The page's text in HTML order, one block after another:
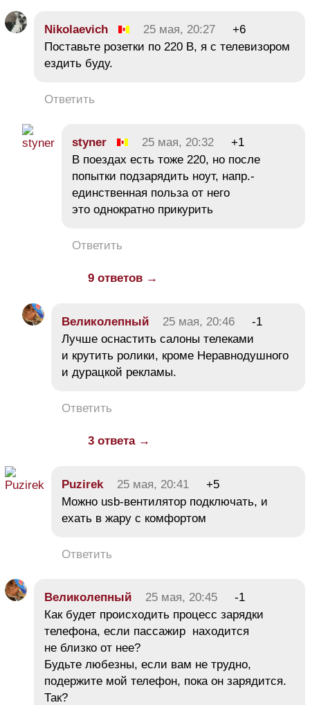
Nikolaevich 25 мая, 20:27
+6
Поставьте розетки по 220 В, я с телевизором
ездить буду.
Ответить
styner 25 мая, 20:32
+1
В поездах есть тоже 220, но после
попытки подзарядить ноут, напр.-
единственная польза от него
это однократно прикурить
Ответить
9 ответов →
Великолепный 25 мая, 20:46
-1
Лучше оснастить салоны телеками
и крутить ролики, кроме Неравнодушного
и дурацкой рекламы.
Ответить
3 ответа →
Puzirek 25 мая, 20:41
+5
Можно usb-вентилятор подключать, и
ехать в жару с комфортом
Ответить
Великолепный 25 мая, 20:45
-1
Как будет происходить процесс зарядки
телефона, если пассажир находится
не близко от нее?
Будьте любезны, если вам не трудно,
подержите мой телефон, пока он зарядится.
Так?